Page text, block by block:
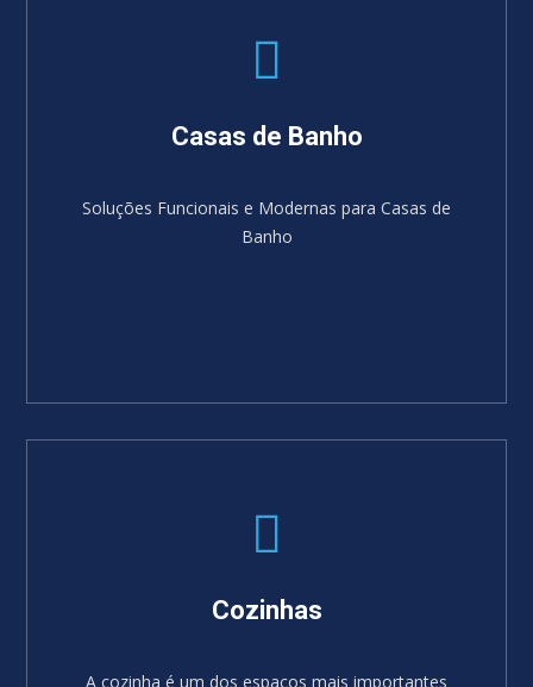
Casas de Banho
Soluções Funcionais e Modernas para Casas de
Banho
Cozinhas
A cozinha é um dos espaços mais importantes
SABER MAIS